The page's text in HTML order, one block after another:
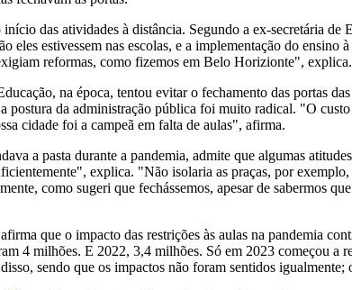
das atividades à distância. Segundo a ex-secretária
eles estivessem nas escolas, e a implementação do
reformas, como fizemos em Belo Horizionte", explica.
na época, tentou evitar o fechamento das portas
da administração pública foi muito radical. "O
cidade foi a campeã em falta de aulas", afirma.
a pasta durante a pandemia, admite que algumas
explica. "Não isolaria as praças, por
como sugeri que fechássemos, apesar de sabermos
que o impacto das restrições às aulas na pandemia
4 milhões. E 2022, 3,4 milhões. Só em 2023 começou a
sendo que os impactos não foram sentidos